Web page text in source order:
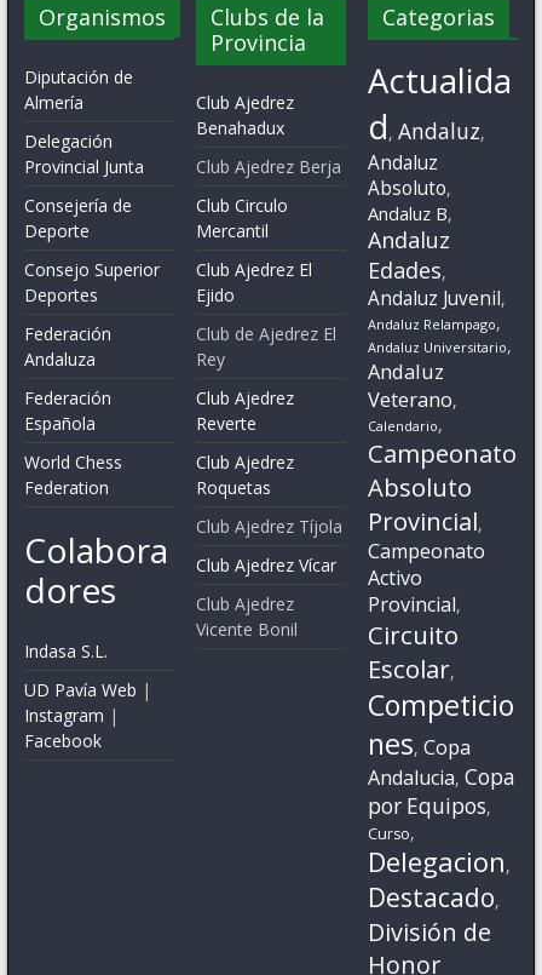
Organismos
Diputación de
Almería
Delegación
Provincial Junta
Consejería de
Deporte
Consejo Superior
Deportes
Federación
Andaluza
Federación
Española
World Chess
Federation
Colabora
dores
Indasa S.L.
UD Pavía Web |
Instagram |
Facebook
Clubs de la
Provincia
Club Ajedrez
Benahadux
Club Ajedrez Berja
Club Circulo
Mercantil
Club Ajedrez El
Ejido
Club de Ajedrez El
Rey
Club Ajedrez
Reverte
Club Ajedrez
Roquetas
Club Ajedrez Tíjola
Club Ajedrez Vícar
Club Ajedrez
Vicente Bonil
Categorias
Actualida
d,Andaluz,
Andaluz
Absoluto,
Andaluz B,
Andaluz
Edades,
Andaluz Juvenil,
Andaluz Relampago,
Andaluz Universitario,
Andaluz
Veterano,
Calendario,
Campeonato
Absoluto
Provincial,
Campeonato
Activo
Provincial,
Circuito
Escolar,
Competicio
nes,Copa
Andalucia,Copa
por Equipos,
Curso,
Delegacion,
Destacado,
División de
Honor